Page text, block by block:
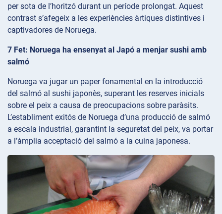
per sota de l’horitzó durant un període prolongat. Aquest
contrast s’afegeix a les experiències àrtiques distintives i
captivadores de Noruega.
7 Fet: Noruega ha ensenyat al Japó a menjar sushi amb
salmó
Noruega va jugar un paper fonamental en la introducció
del salmó al sushi japonès, superant les reserves inicials
sobre el peix a causa de preocupacions sobre paràsits.
L’establiment exitós de Noruega d’una producció de salmó
a escala industrial, garantint la seguretat del peix, va portar
a l’àmplia acceptació del salmó a la cuina japonesa.